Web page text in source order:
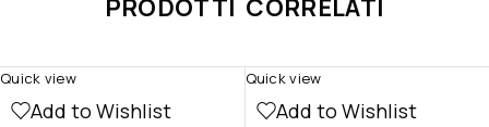
PRODOTTI CORRELATI
Add to Wishlist
Quick view
Add to Wishlist
Quick view